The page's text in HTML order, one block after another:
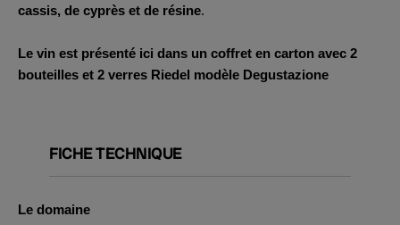
cassis, de cyprès et de résine.
Le vin est présenté ici dans un coffret en carton avec 2
bouteilles et 2 verres Riedel modèle Degustazione
FICHE TECHNIQUE
Le domaine